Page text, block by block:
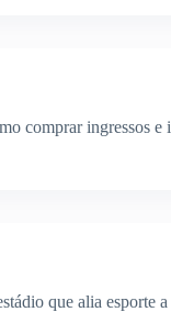
comprar ingressos e
que alia esporte